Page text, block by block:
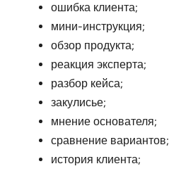
ошибка клиента;
мини-инструкция;
обзор продукта;
реакция эксперта;
разбор кейса;
закулисье;
мнение основателя;
сравнение вариантов;
история клиента;